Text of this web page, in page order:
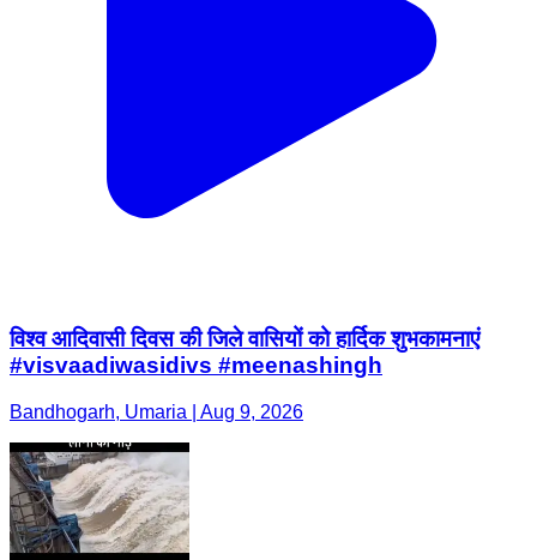
विश्व आदिवासी दिवस की जिले वासियों को हार्दिक शुभकामनाएं
#visvaadiwasidivs #meenashingh
Bandhogarh, Umaria | Aug 9, 2026